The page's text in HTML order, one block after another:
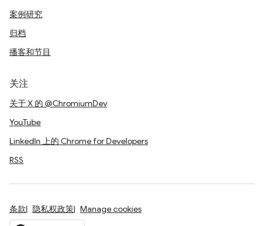
案例研究
归档
播客和节目
关注
关于 X 的 @ChromiumDev
YouTube
LinkedIn 上的 Chrome for Developers
RSS
条款 隐私权政策 Manage cookies